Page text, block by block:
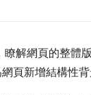
解網頁的整體
頁新增結構性背